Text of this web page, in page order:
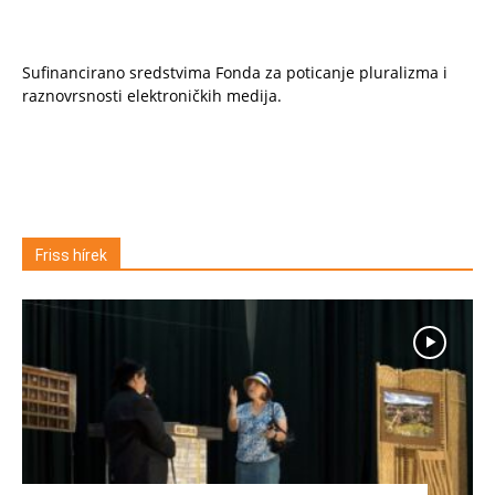
Sufinancirano sredstvima Fonda za poticanje pluralizma i
raznovrsnosti elektroničkih medija.
Friss hírek